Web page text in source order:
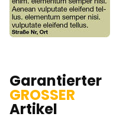
Garantierter
GROSSER
Artikel